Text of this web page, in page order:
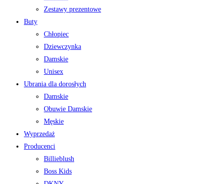
Zestawy prezentowe
Buty
Chłopiec
Dziewczynka
Damskie
Unisex
Ubrania dla dorosłych
Damskie
Obuwie Damskie
Męskie
Wyprzedaż
Producenci
Billieblush
Boss Kids